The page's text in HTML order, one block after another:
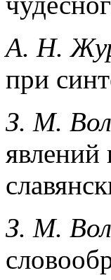
А. Н.
при
З. М.
явлений
З. М.